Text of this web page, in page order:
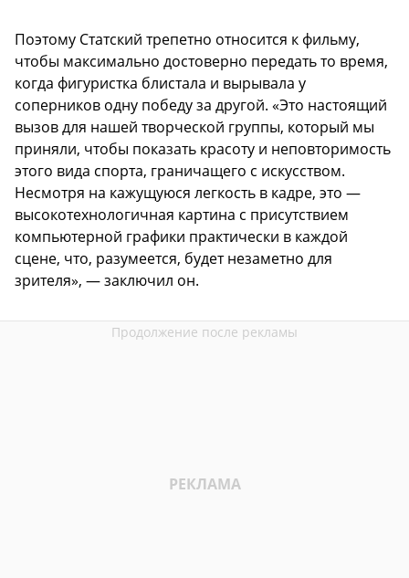
Поэтому Статский трепетно относится к фильму,
чтобы максимально достоверно передать то время,
когда фигуристка блистала и вырывала у
соперников одну победу за другой. «Это настоящий
вызов для нашей творческой группы, который мы
приняли, чтобы показать красоту и неповторимость
этого вида спорта, граничащего с искусством.
Несмотря на кажущуюся легкость в кадре, это —
высокотехнологичная картина с присутствием
компьютерной графики практически в каждой
сцене, что, разумеется, будет незаметно для
зрителя», — заключил он.